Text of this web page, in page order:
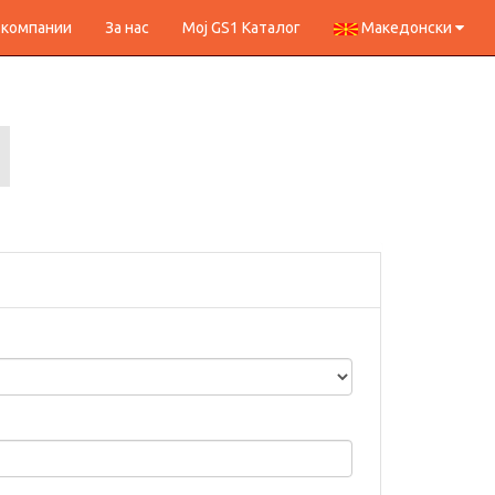
За нас Мој GS1 Каталог Македонски